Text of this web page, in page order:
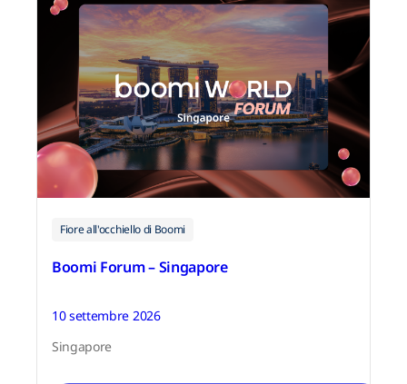
Fiore all'occhiello di Boomi
Boomi Forum – Singapore
10 settembre 2026
Singapore